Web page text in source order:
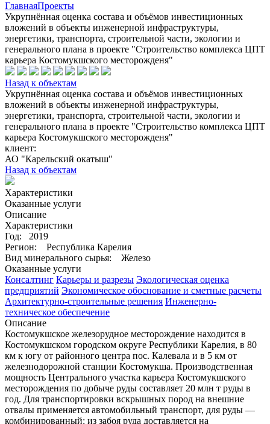
ГлавнаяПроекты
Укрупнённая оценка состава и объёмов инвестиционных
вложений в объекты инженерной инфраструктуры,
энергетики, транспорта, строительной части, экологии и
генерального плана в проекте "Строительство комплекса ЦПТ
карьера Костомукшского месторожденя"
Назад к объектам
Укрупнённая оценка состава и объёмов инвестиционных
вложений в объекты инженерной инфраструктуры,
энергетики, транспорта, строительной части, экологии и
генерального плана в проекте "Строительство комплекса ЦПТ
карьера Костомукшского месторожденя"
клиент:
АО "Карельский окатыш"
Назад к объектам
Характеристики
Оказанные услуги
Описание
Характеристики
Год: 2019
Регион:
Республика Карелия
Вид минерального сырья:
Железо
Оказанные услуги
Консалтинг Карьеры и разрезы Экологическая оценка
предприятий Экономическое обоснование и сметные расчеты
Архитектурно-строительные решения Инженерно-
техническое обеспечение
Описание
Костомукшское железорудное месторождение находится в
Костомукшском городском округе Республики Карелия, в 80
км к югу от районного центра пос. Калевала и в 5 км от
железнодорожной станции Костомукша. Производственная
мощность Центрального участка карьера Костомукшского
месторождения по добыче руды составляет 20 млн т руды в
год. Для транспортировки вскрышных пород на внешние
отвалы применяется автомобильный транспорт, для руды —
комбинированный: из забоя руда доставляется на